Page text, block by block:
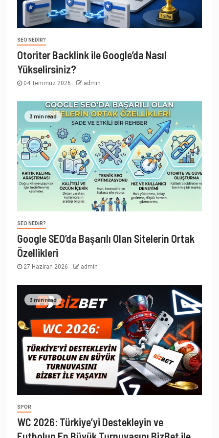
SEO NEDIR?
Otoriter Backlink ile Google’da Nasıl
Yükselirsiniz?
04 Temmuz 2026 admin
3 min read
SEO NEDIR?
Google SEO’da Başarılı Olan Sitelerin Ortak
Özellikleri
27 Haziran 2026 admin
3 min read
SPOR
WC 2026: Türkiye’yi Destekleyin ve